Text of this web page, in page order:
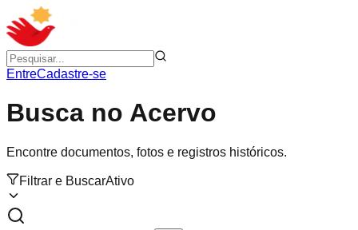
EntreCadastre-se
Busca no Acervo
Encontre documentos, fotos e registros históricos.
Filtrar e BuscarAtivo